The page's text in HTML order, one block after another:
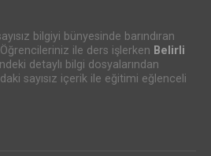
bilgiyi bünyesinde barındıran
ile ders işlerken Belirli
detaylı bilgi dosyalarından
sayısız içerik ile eğitimi eğlenceli